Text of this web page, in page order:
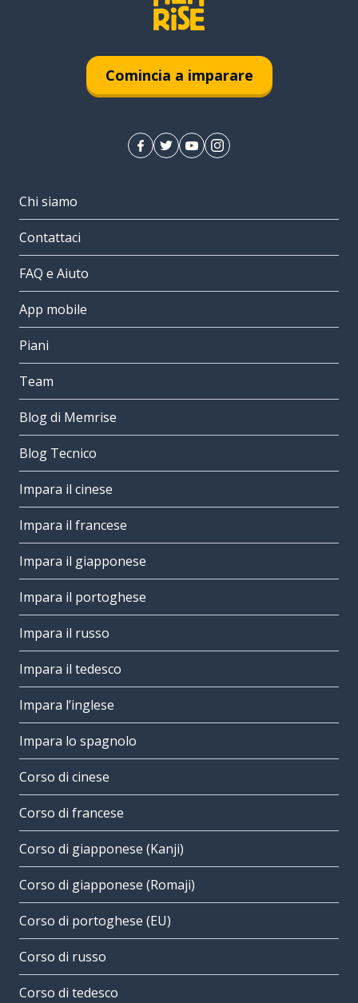
Comincia a imparare
Chi siamo
Contattaci
FAQ e Aiuto
App mobile
Piani
Team
Blog di Memrise
Blog Tecnico
Impara il cinese
Impara il francese
Impara il giapponese
Impara il portoghese
Impara il russo
Impara il tedesco
Impara l’inglese
Impara lo spagnolo
Corso di cinese
Corso di francese
Corso di giapponese (Kanji)
Corso di giapponese (Romaji)
Corso di portoghese (EU)
Corso di russo
Corso di tedesco